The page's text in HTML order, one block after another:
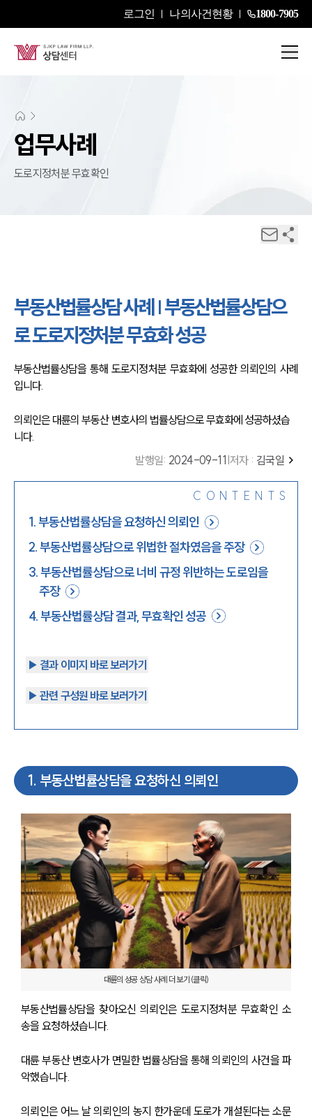
로그인 나의사건현황 1800-7905
업무사례
도로지정처분 무효확인
부동산법률상담 사례 | 부동산법률상담으
로 도로지정처분 무효화 성공
부동산법률상담을 통해 도로지정처분 무효화에 성공한 의뢰인의 사례
입니다.
의뢰인은 대륜의 부동산 변호사의 법률상담으로 무효화에 성공하셨습
니다.
발행일: 2024-09-11 |저자 : 김국일
CONTENTS
1.부동산법률상담을 요청하신 의뢰인
2.부동산법률상담으로 위법한 절차였음을 주장
3.부동산법률상담으로 너비 규정 위반하는 도로임을
주장
4.부동산법률상담 결과, 무효확인 성공
▶︎ 결과 이미지 바로 보러가기
▶︎ 관련 구성원 바로 보러가기
1. 부동산법률상담을 요청하신 의뢰인
대륜의 성공 상담 사례 더 보기 (클릭)
부동산법률상담을 찾아오신 의뢰인은 도로지정처분 무효확인 소
송을 요청하셨습니다.
대륜 부동산 변호사가 면밀한 법률상담을 통해 의뢰인의 사건을 파
악했습니다.
의뢰인은 어느 날 의뢰인의 농지 한가운데 도로가 개설된다는 소문